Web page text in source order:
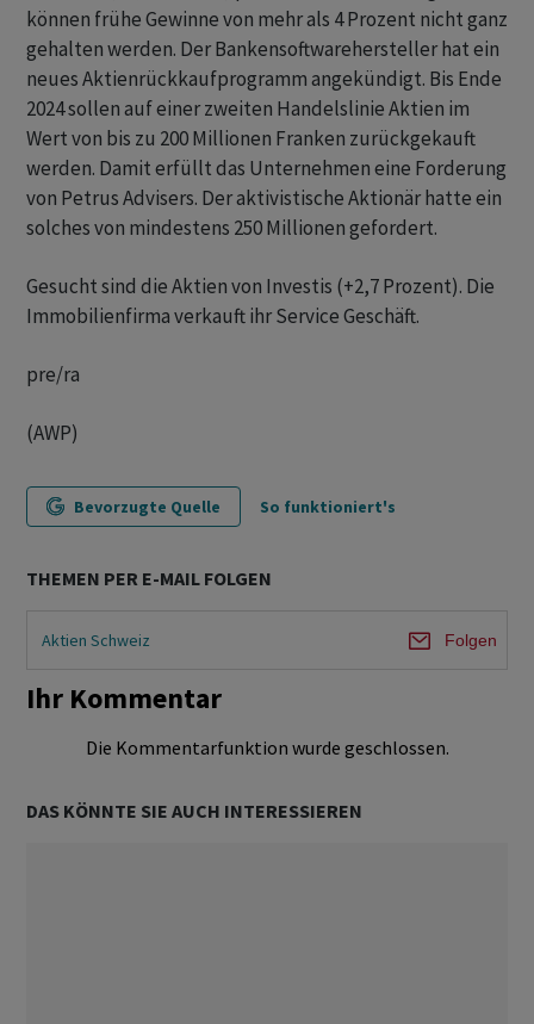
können frühe Gewinne von mehr als 4 Prozent nicht ganz
gehalten werden. Der Bankensoftwarehersteller hat ein
neues Aktienrückkaufprogramm angekündigt. Bis Ende
2024 sollen auf einer zweiten Handelslinie Aktien im
Wert von bis zu 200 Millionen Franken zurückgekauft
werden. Damit erfüllt das Unternehmen eine Forderung
von Petrus Advisers. Der aktivistische Aktionär hatte ein
solches von mindestens 250 Millionen gefordert.
Gesucht sind die Aktien von Investis (+2,7 Prozent). Die
Immobilienfirma verkauft ihr Service Geschäft.
pre/ra
(AWP)
Bevorzugte Quelle So funktioniert's
THEMEN PER E-MAIL FOLGEN
Aktien Schweiz Folgen
Ihr Kommentar
Die Kommentarfunktion wurde geschlossen.
DAS KÖNNTE SIE AUCH INTERESSIEREN